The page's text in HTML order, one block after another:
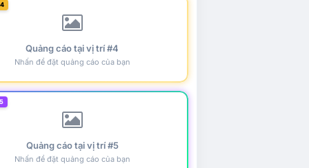
Quảng cáo tại vị trí #4
Nhấn để đặt quảng cáo của bạn
Quảng cáo tại vị trí #5
Nhấn để đặt quảng cáo của bạn